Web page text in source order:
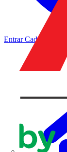
EntrarCadastrar